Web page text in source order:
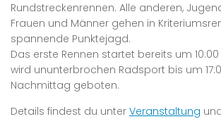
Rundstreckenrennen. Alle anderen,
Frauen und Männer gehen in
spannende Punktejagd.
Das erste Rennen startet bereits um
wird ununterbrochen Radsport bis um
Nachmittag geboten.
Details findest du unter Veranstaltung